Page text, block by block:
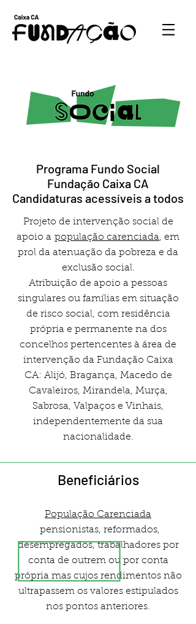
Programa Fundo Social
Fundação Caixa CA
Candidaturas acessíveis a todos
Projeto de intervenção social de
apoio a população carenciada, em
prol da atenuação da pobreza e da
exclusão social.
Atribuição de apoio a pessoas
singulares ou famílias em situação
de risco social, com residência
própria e permanente na dos
concelhos pertencentes à área de
intervenção da Fundação Caixa
CA: Alijó, Bragança, Macedo de
Cavaleiros, Mirandela, Murça,
Sabrosa, Valpaços e Vinhais,
independentemente da sua
nacionalidade.
Beneficiários
População Carenciada
pensionistas, reformados,
desempregados, trabalhadores por
conta de outrem ou por conta
própria mas cujos rendimentos não
ultrapassem os valores estipulados
nos pontos anteriores.